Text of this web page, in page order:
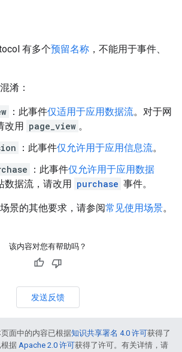
有多个预留名称 ，不能用于事件、
淆：
：此事件仅适用于应用数据流。对于网
改用 page_view 。
：此事件仅允许用于应用信息流。
：此事件仅允许用于应用数据
数据流，请改用 purchase 事件。
景的其他要求，请参阅常见使用场景。
该内容对您有帮助吗？
发送反馈
面中的内容已根据知识共享署名 4.0 许可获得了
据 Apache 2.0 许可获得了许可。有关详情，请